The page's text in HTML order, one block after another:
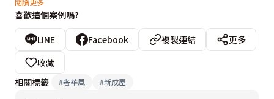
塑，傳達精采豐富的生活逸趣。
閱讀更多
喜歡這個案例嗎?
LINE Facebook 複製連結
更多
收藏
相關標籤
#奢華風 #新成屋